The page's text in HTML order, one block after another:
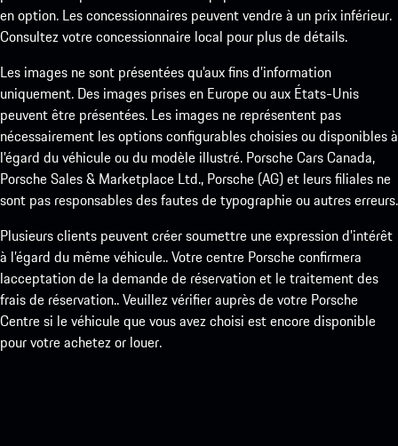
en option. Les concessionnaires peuvent vendre à un prix inférieur.
Consultez votre concessionnaire local pour plus de détails.
Les images ne sont présentées qu’aux fins d’information
uniquement. Des images prises en Europe ou aux États-Unis
peuvent être présentées. Les images ne représentent pas
nécessairement les options configurables choisies ou disponibles à
l’égard du véhicule ou du modèle illustré. Porsche Cars Canada,
Porsche Sales & Marketplace Ltd., Porsche (AG) et leurs filiales ne
sont pas responsables des fautes de typographie ou autres erreurs.
Plusieurs clients peuvent créer soumettre une expression d’intérêt
à l’égard du même véhicule.. Votre centre Porsche confirmera
lacceptation de la demande de réservation et le traitement des
frais de réservation.. Veuillez vérifier auprès de votre Porsche
Centre si le véhicule que vous avez choisi est encore disponible
pour votre achetez or louer.